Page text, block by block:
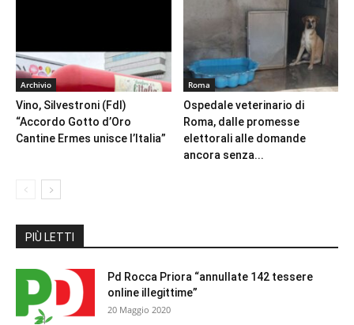
Archivio
Vino, Silvestroni (FdI)
“Accordo Gotto d’Oro
Cantine Ermes unisce l’Italia”
Roma
Ospedale veterinario di
Roma, dalle promesse
elettorali alle domande
ancora senza...
PIÙ LETTI
Pd Rocca Priora “annullate 142 tessere
online illegittime”
20 Maggio 2020